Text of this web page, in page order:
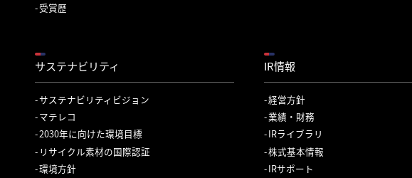
受賞歴
サステナビリティ
サステナビリティビジョン
マテレコ
2030年に向けた環境目標
リサイクル素材の国際認証
環境方針
IR情報
経営方針
業績・財務
IRライブラリ
株式基本情報
IRサポート